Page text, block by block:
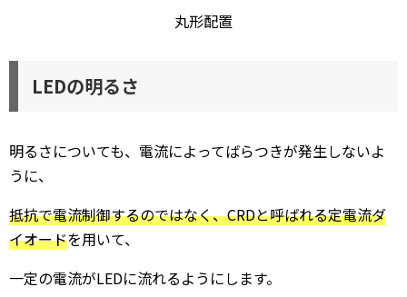
丸形配置
LEDの明るさ
明るさについても、電流によってばらつきが発生しないよ
うに、
抵抗で電流制御するのではなく、CRDと呼ばれる定電流ダ
イオードを用いて、
一定の電流がLEDに流れるようにします。